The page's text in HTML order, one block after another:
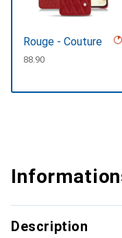
Rouge - Couture
CHF
88.90
Description